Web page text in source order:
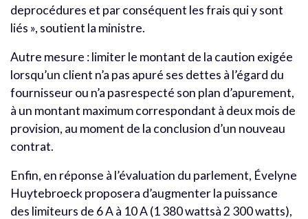
deprocédures et par conséquent les frais qui y sont
liés », soutient la ministre.
Autre mesure : limiter le montant de la caution exigée
lorsqu’un client n’a pas apuré ses dettes à l’égard du
fournisseur ou n’a pasrespecté son plan d’apurement,
à un montant maximum correspondant à deux mois de
provision, au moment de la conclusion d’un nouveau
contrat.
Enfin, en réponse à l’évaluation du parlement, Évelyne
Huytebroeck proposera d’augmenter la puissance
des limiteurs de 6 A à 10 A (1 380 wattsà 2 300 watts),